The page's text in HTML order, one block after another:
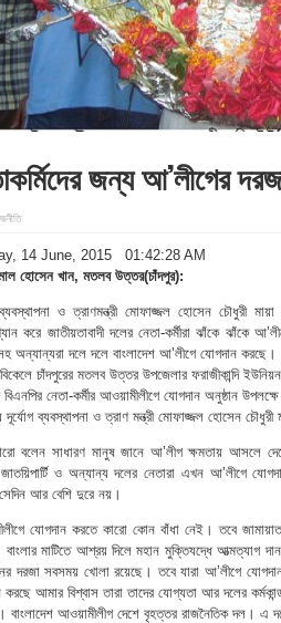
জন্য আ’লীগের
‎14 ‎June, ‎2015 01:42:28 AM
হোসেন খান, মতলব উত্তর(চাঁদপুর):
ব্যবস্থাপনা ও ত্রাণমন্ত্রী মোফাজ্জল হোসেন চৌধুরী
করে জাতীয়তাবাদী দলের নেতা-কর্মীরা ঝাঁকে ঝাঁকে
অন্যান্যরা দলে দলে বাংলাদেশ আ’লীগে যোগদান করছে।
বিকেলে চাঁদপুরের মতলব উত্তর উপজেলার ফরাজীকান্দি
বিএনপির নেতা-কর্মীর আওয়ামীলীগে যোগদান অনুষ্ঠান
দূর্যোগ ব্যবস্থাপনা ও ত্রাণ মন্ত্রী মোফাজ্জল হোসেন
বলেন সাধারণ মানুষ জানে আ’লীগ ক্ষমতায় আসলে
ও অন্যান্য দলের নেতারা এখন আ’লীগে
আর বেশি দুরে নয়।
যোগদান করতে কারো কোন বাঁধা নেই। তবে
মাটিতে আশ্রয় দিলে মহান মুক্তিযদ্ধে আত্মত্যাগ
দরজা সবসময় খোলা রয়েছে। তবে যারা আ’লীগে
করছে আমার বিশ্বাস তারা তাদের যোগ্যতা আর দলের
বাংলাদেশ আওয়ামীলীগ দেশে বৃহত্তর রাজনৈতিক দল। এ